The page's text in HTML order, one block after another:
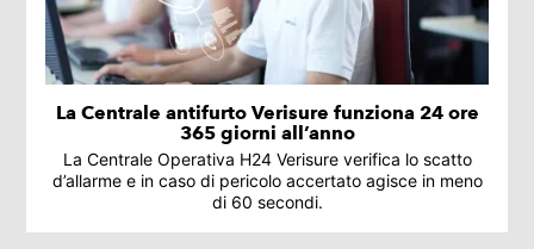
La Centrale antifurto Verisure funziona 24 ore
365 giorni all’anno
La Centrale Operativa H24 Verisure verifica lo scatto
d’allarme e in caso di pericolo accertato agisce in meno
di 60 secondi.